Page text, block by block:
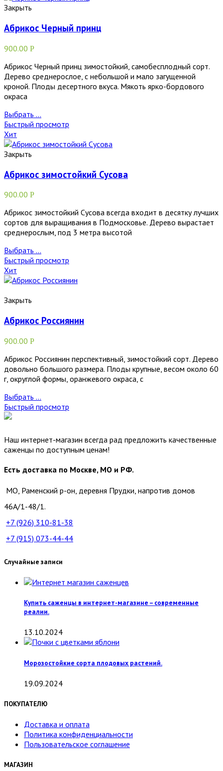
Закрыть
Абрикос Черный принц
900.00 Р
Абрикос Черный принц зимостойкий, самобесплодный сорт.
Дерево среднерослое, с небольшой и мало загущенной
кроной. Плоды десертного вкуса. Мякоть ярко-бордового
окраса
Выбрать ...
Быстрый просмотр
Хит
Закрыть
Абрикос зимостойкий Сусова
900.00 Р
Абрикос зимостойкий Сусова всегда входит в десятку лучших
сортов для выращивания в Подмосковье. Дерево вырастает
среднерослым, под 3 метра высотой
Выбрать ...
Быстрый просмотр
Хит
Закрыть
Абрикос Россиянин
900.00 Р
Абрикос Россиянин перспективный, зимостойкий сорт. Дерево
довольно большого размера. Плоды крупные, весом около 60
г, округлой формы, оранжевого окраса, с
Выбрать ...
Быстрый просмотр
Наш интернет-магазин всегда рад предложить качественные
саженцы по доступным ценам!
Есть доставка по Москве, МО и РФ.
МО, Раменский р-он, деревня Прудки, напротив домов
46А/1-48/1.
+7 (926) 310-81-38
+7 (915) 073-44-44
Случайные записи
Купить саженцы в интернет-магазине – современные
реалии.
13.10.2024
Морозостойкие сорта плодовых растений.
19.09.2024
ПОКУПАТЕЛЮ
Доставка и оплата
Политика конфиденциальности
Пользовательское соглашение
МАГАЗИН